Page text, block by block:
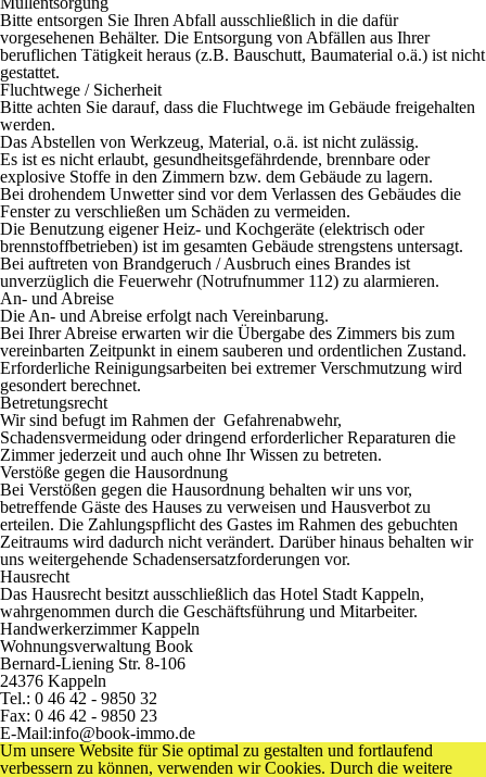
Bitte entsorgen Sie Ihren Abfall ausschließlich in die dafür
vorgesehenen Behälter. Die Entsorgung von Abfällen aus Ihrer
beruflichen Tätigkeit heraus (z.B. Bauschutt, Baumaterial o.ä.) ist nicht
gestattet.
Fluchtwege / Sicherheit
Bitte achten Sie darauf, dass die Fluchtwege im Gebäude freigehalten
werden.
Das Abstellen von Werkzeug, Material, o.ä. ist nicht zulässig.
Es ist es nicht erlaubt, gesundheitsgefährdende, brennbare oder
explosive Stoffe in den Zimmern bzw. dem Gebäude zu lagern.
Bei drohendem Unwetter sind vor dem Verlassen des Gebäudes die
Fenster zu verschließen um Schäden zu vermeiden.
Die Benutzung eigener Heiz- und Kochgeräte (elektrisch oder
brennstoffbetrieben) ist im gesamten Gebäude strengstens untersagt.
Bei auftreten von Brandgeruch / Ausbruch eines Brandes ist
unverzüglich die Feuerwehr (Notrufnummer 112) zu alarmieren.
An- und Abreise
Die An- und Abreise erfolgt nach Vereinbarung.
Bei Ihrer Abreise erwarten wir die Übergabe des Zimmers bis zum
vereinbarten Zeitpunkt in einem sauberen und ordentlichen Zustand.
Erforderliche Reinigungsarbeiten bei extremer Verschmutzung wird
gesondert berechnet.
Betretungsrecht
Wir sind befugt im Rahmen der Gefahrenabwehr,
Schadensvermeidung oder dringend erforderlicher Reparaturen die
Zimmer jederzeit und auch ohne Ihr Wissen zu betreten.
Verstöße gegen die Hausordnung
Bei Verstößen gegen die Hausordnung behalten wir uns vor,
betreffende Gäste des Hauses zu verweisen und Hausverbot zu
erteilen. Die Zahlungspflicht des Gastes im Rahmen des gebuchten
Zeitraums wird dadurch nicht verändert. Darüber hinaus behalten wir
uns weitergehende Schadensersatzforderungen vor.
Hausrecht
Das Hausrecht besitzt ausschließlich das Hotel Stadt Kappeln,
wahrgenommen durch die Geschäftsführung und Mitarbeiter.
Handwerkerzimmer Kappeln
Wohnungsverwaltung Book
Bernard-Liening Str. 8-106
24376 Kappeln
Tel.: 0 46 42 - 9850 32
Fax: 0 46 42 - 9850 23
E-Mail:info@book-immo.de
Um unsere Website für Sie optimal zu gestalten und fortlaufend
verbessern zu können, verwenden wir Cookies. Durch die weitere